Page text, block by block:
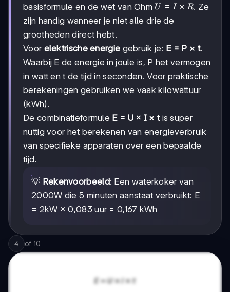
basisformule en de wet van Ohm U
=
I
R
U = I × R. Ze
zijn handig wanneer je niet alle drie de
grootheden direct hebt.
Voor elektrische energie gebruik je: E = P × t.
Waarbij E de energie in joule is, P het vermogen
in watt en t de tijd in seconden. Voor praktische
berekeningen gebruiken we vaak kilowattuur
(kWh).
De combinatieformule E = U × I × tis super
nuttig voor het berekenen van energieverbruik
van specifieke apparaten over een bepaalde
tijd.
💡 Rekenvoorbeeld: Een waterkoker van
2000W die 5 minuten aanstaat verbruikt: E
= 2kW × 0,083 uur = 0,167 kWh
4 of 10